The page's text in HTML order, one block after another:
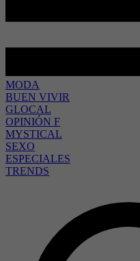
MODA
BUEN VIVIR
GLOCAL
OPINIÓN F
MYSTICAL
SEXO
ESPECIALES
TRENDS